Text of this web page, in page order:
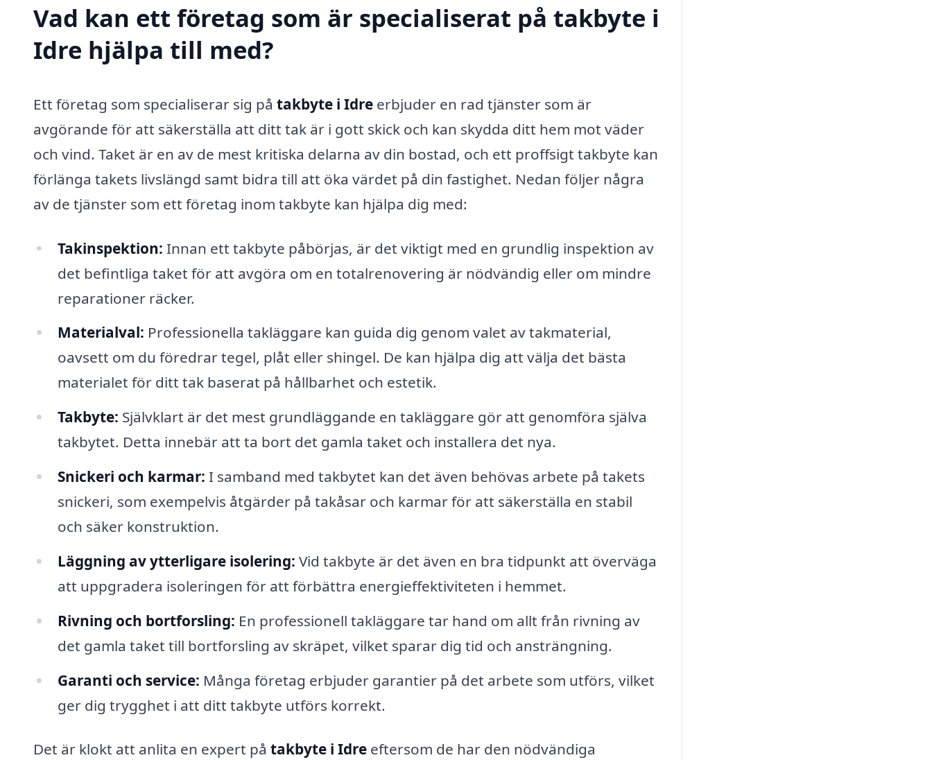
Vad kan ett företag som är specialiserat på takbyte i
Idre hjälpa till med?
Ett företag som specialiserar sig på takbyte i Idre erbjuder en rad tjänster som är
avgörande för att säkerställa att ditt tak är i gott skick och kan skydda ditt hem mot väder
och vind. Taket är en av de mest kritiska delarna av din bostad, och ett proffsigt takbyte kan
förlänga takets livslängd samt bidra till att öka värdet på din fastighet. Nedan följer några
av de tjänster som ett företag inom takbyte kan hjälpa dig med:
Takinspektion: Innan ett takbyte påbörjas, är det viktigt med en grundlig inspektion av
det befintliga taket för att avgöra om en totalrenovering är nödvändig eller om mindre
reparationer räcker.
Materialval: Professionella takläggare kan guida dig genom valet av takmaterial,
oavsett om du föredrar tegel, plåt eller shingel. De kan hjälpa dig att välja det bästa
materialet för ditt tak baserat på hållbarhet och estetik.
Takbyte: Självklart är det mest grundläggande en takläggare gör att genomföra själva
takbytet. Detta innebär att ta bort det gamla taket och installera det nya.
Snickeri och karmar: I samband med takbytet kan det även behövas arbete på takets
snickeri, som exempelvis åtgärder på takåsar och karmar för att säkerställa en stabil
och säker konstruktion.
Läggning av ytterligare isolering: Vid takbyte är det även en bra tidpunkt att överväga
att uppgradera isoleringen för att förbättra energieffektiviteten i hemmet.
Rivning och bortforsling: En professionell takläggare tar hand om allt från rivning av
det gamla taket till bortforsling av skräpet, vilket sparar dig tid och ansträngning.
Garanti och service: Många företag erbjuder garantier på det arbete som utförs, vilket
ger dig trygghet i att ditt takbyte utförs korrekt.
Det är klokt att anlita en expert på takbyte i Idre eftersom de har den nödvändiga